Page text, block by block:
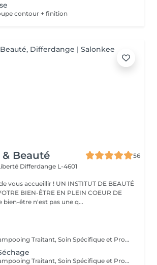
contour + finition
Beauté
56
Differdange L-4601
! UN INSTITUT DE BEAUTÉ
BIEN-ÊTRE EN PLEIN COEUR DE
Le bien-être n'est pas une q...
Diagnostique, Shampooing Traitant, Soin Spécifique et Produits Coiffants inclus
Diagnostique, Shampooing Traitant, Soin Spécifique et Produits Coiffants inclus